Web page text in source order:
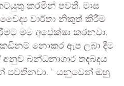
කරමින් පවතී. මාස
වාර්තා නිකුත් කිරීම
මම අපේක්ෂා කරනවා.
නොකර ඇප ලබා දීම
බන්ධනාගාර තදබදය
පවතිනවා. ” යනුවෙන් ඔහු